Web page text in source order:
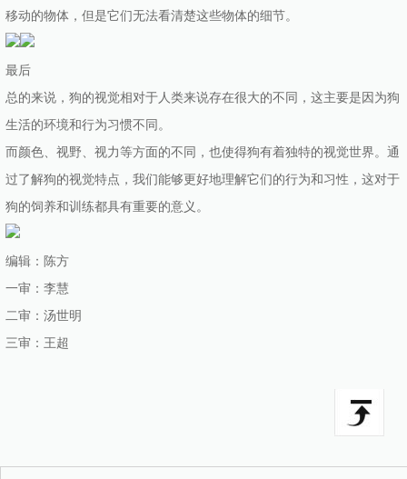
移动的物体，但是它们无法看清楚这些物体的细节。
最后
总的来说，狗的视觉相对于人类来说存在很大的不同，这主要是因为狗
生活的环境和行为习惯不同。
而颜色、视野、视力等方面的不同，也使得狗有着独特的视觉世界。通
过了解狗的视觉特点，我们能够更好地理解它们的行为和习性，这对于
狗的饲养和训练都具有重要的意义。
编辑：陈方
一审：李慧
二审：汤世明
三审：王超